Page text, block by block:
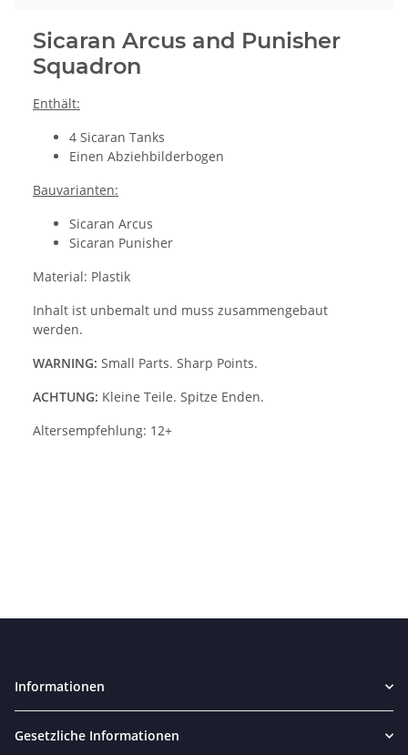
Sicaran Arcus and Punisher
Squadron
Enthält:
4 Sicaran Tanks
Einen Abziehbilderbogen
Bauvarianten:
Sicaran Arcus
Sicaran Punisher
Material: Plastik
Inhalt ist unbemalt und muss zusammengebaut
werden.
WARNING: Small Parts. Sharp Points.
ACHTUNG: Kleine Teile. Spitze Enden.
Altersempfehlung: 12+
Informationen
Gesetzliche Informationen